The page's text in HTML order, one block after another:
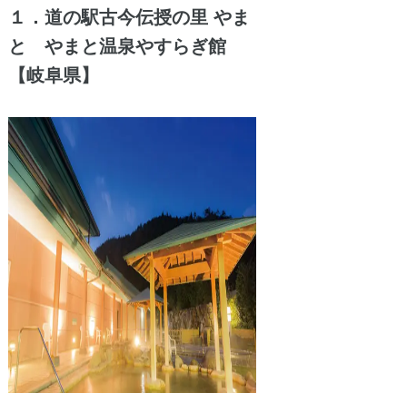
１．道の駅古今伝授の里 やま
と やまと温泉やすらぎ館
【岐阜県】